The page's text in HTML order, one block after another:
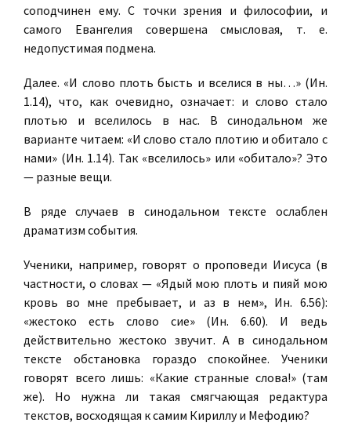
соподчинен ему. С точки зрения и философии, и
самого Евангелия совершена смысловая, т. е.
недопустимая подмена.
Далее. «И слово плоть бысть и вселися в ны…» (Ин.
1.14), что, как очевидно, означает: и слово стало
плотью и вселилось в нас. В синодальном же
варианте читаем: «И слово стало плотию и обитало с
нами» (Ин. 1.14). Так «вселилось» или «обитало»? Это
— разные вещи.
В ряде случаев в синодальном тексте ослаблен
драматизм события.
Ученики, например, говорят о проповеди Иисуса (в
частности, о словах — «Ядый мою плоть и пияй мою
кровь во мне пребывает, и аз в нем», Ин. 6.56):
«жестоко есть слово сие» (Ин. 6.60). И ведь
действительно жестоко звучит. А в синодальном
тексте обстановка гораздо спокойнее. Ученики
говорят всего лишь: «Какие странные слова!» (там
же). Но нужна ли такая смягчающая редактура
текстов, восходящая к самим Кириллу и Мефодию?